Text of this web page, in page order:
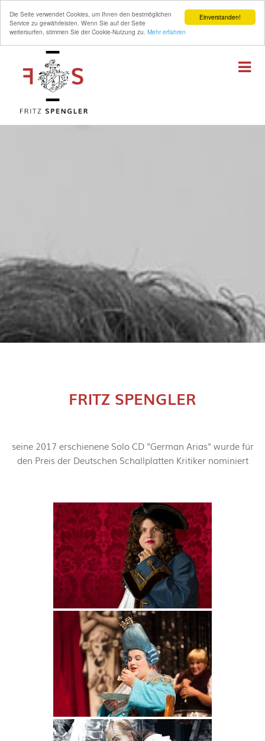
Einverstanden!
Die Seite verwendet Cookies, um Ihnen den bestmöglichen
Service zu gewährleisten. Wenn Sie auf der Seite
weitersurfen, stimmen Sie der Cookie-Nutzung zu. Mehr erfahren
FRITZ SPENGLER
seine 2017 erschienene Solo CD "German Arias" wurde für
den Preis der Deutschen Schallplatten Kritiker nominiert